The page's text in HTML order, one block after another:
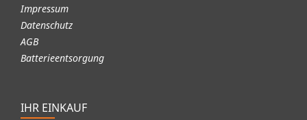
Impressum
Datenschutz
AGB
Batterieentsorgung
IHR EINKAUF